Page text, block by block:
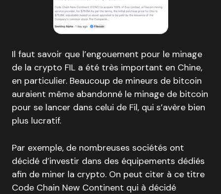
Il faut savoir que l’engouement pour le minage
de la crypto FIL a été très important en Chine,
en particulier. Beaucoup de mineurs de bitcoin
auraient même abandonné le minage de bitcoin
pour se lancer dans celui de Fil, qui s’avère bien
plus lucratif.
Par exemple, de nombreuses sociétés ont
décidé d’investir dans des équipements dédiés
afin de miner la crypto. On peut citer à ce titre
Code Chain New Continent qui à décidé